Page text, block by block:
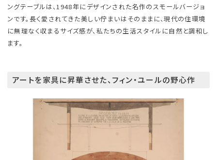
ングテーブルは、1948年にデザインされた名作のスモールバージョ
ンです。長く愛されてきた美しい佇まいはそのままに、現代の住環境
に無理なく収まるサイズ感が、私たちの生活スタイルに自然と調和し
ます。
アートを家具に昇華させた、フィン・ユールの野心作